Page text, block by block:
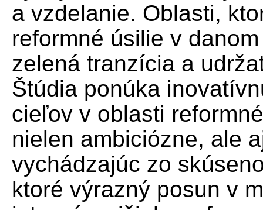
a vzdelanie. Oblasti,
reformné úsilie v
zelená tranzícia a
Štúdia ponúka
cieľov v oblasti
nielen ambiciózne, ale
vychádzajúc zo
ktoré výrazný posun v